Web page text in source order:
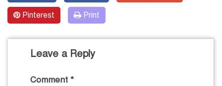
Pinterest Print
Leave a Reply
Comment *